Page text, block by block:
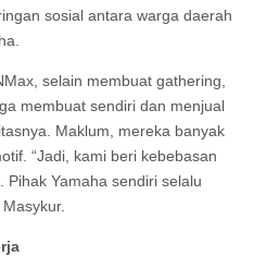
sosial antara warga daerah
selain membuat gathering,
membuat sendiri dan menjual
Maklum, mereka banyak
“Jadi, kami beri kebebasan
Yamaha sendiri selalu